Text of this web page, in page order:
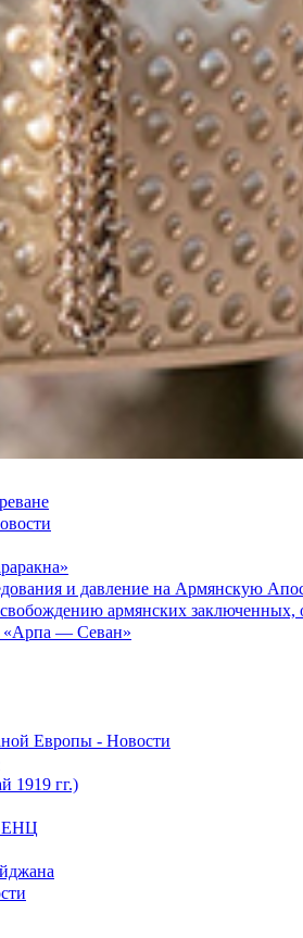
и давление на Армянскую
армянских
«Арпа — Севан»
Европы - Новости
1919 гг.)